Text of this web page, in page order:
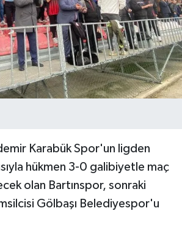
Karabük Spor'un ligden
hükmen 3-0 galibiyetle maç
olan Bartınspor, sonraki
Gölbaşı Belediyespor'u